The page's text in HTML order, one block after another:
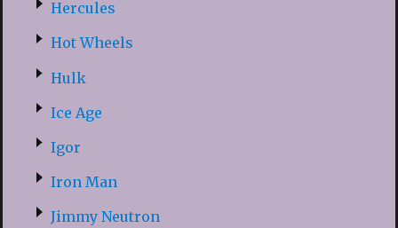
Hercules
Hot Wheels
Hulk
Ice Age
Igor
Iron Man
Jimmy Neutron